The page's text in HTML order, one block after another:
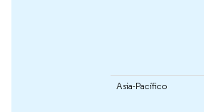
Asia-Pacífico